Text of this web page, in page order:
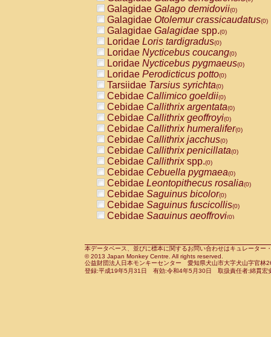
AtelidaeAteles geoffroyi(0)
AtelidaeAteles paniscus(0)
AtelidaeAtelesspp.(0)
Atelidae Lagothrix lagothricha
AtelidaeLagothrix lagothricha cana
PitheciidaeCacajao calvus
PitheciidaeCallicebus cupreus
PitheciidaeCallicebus donacophilus
PitheciidaeCallicebus moloch
PitheciidaeCallicebus torquatus
PitheciidaeCallicebusspp.(0)
PitheciidaeChiropotes satanas(0)
PitheciidaePithecia monachus
PitheciidaePithecia pithecia(0)
CercopithecidaeCercocebus agilis
CercopithecidaeCercocebus
CercopithecidaeCercocebus
CercopithecidaeCercocebus
CercopithecidaeCercocebus
CercopithecidaeCercocebushybrid
CercopithecidaePapio anubis(0)
CercopithecidaePapio cynocephalus
CercopithecidaePapio hamadryas(0)
Galagidae Galago demidovii(0)
Galagidae Otolemur crassicaudatus(0)
Galagidae Galagidae spp.(0)
Loridae Loris tardigradus(0)
Loridae Nycticebus coucang(0)
Loridae Nycticebus pygmaeus(0)
Loridae Perodicticus potto(0)
Tarsiidae Tarsius syrichta(0)
Cebidae Callimico goeldii(0)
Cebidae Callithrix argentata(0)
Cebidae Callithrix geoffroyi(0)
Cebidae Callithrix humeralifer(0)
Cebidae Callithrix jacchus(0)
Cebidae Callithrix penicillata(0)
Cebidae Callithrixspp.(0)
Cebidae Cebuella pygmaea(0)
Cebidae Leontopithecus rosalia(0)
Cebidae Saguinus bicolor(0)
Cebidae Saguinus fuscicollis(0)
Cebidae Saguinus geoffroyi(0)
CebidaeSaguinus leucopus(0)
CebidaeSaguinus midas(0)
Cebidae Saguinus mystax(0)
本データベース、並びに標本に関するお問い合わせはキュレータ
© 2013 Japan Monkey Centre. All rights reserved.
公益財団法人日本モンキーセンター 愛知県犬山市大字犬山字官
登録:平成19年5月31日 有効:令和4年5月30日 取扱責任者:綿貫宏